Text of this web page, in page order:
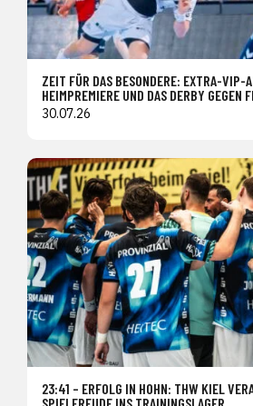
ZEIT FÜR DAS BESONDERE: EXTRA-VIP-
HEIMPREMIERE UND DAS DERBY GEGEN
30.07.26
23:41 – ERFOLG IN HOHN: THW KIEL